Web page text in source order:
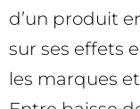
d’un produit
sur ses effets
les marques